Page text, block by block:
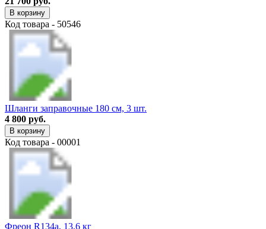
В корзину
Код товара - 50546
Шланги заправочные 180 см, 3 шт.
4 800 руб.
В корзину
Код товара - 00001
Фреон R134a, 13,6 кг